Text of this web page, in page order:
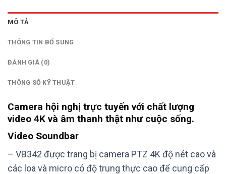
MÔ TẢ
THÔNG TIN BỔ SUNG
ĐÁNH GIÁ (0)
THÔNG SỐ KỸ THUẬT
Camera hội nghị trực tuyến với chất lượng
video 4K và âm thanh thật như cuộc sống.
Video Soundbar
– VB342 được trang bị camera PTZ 4K độ nét cao và
các loa và micro có độ trung thực cao để cung cấp